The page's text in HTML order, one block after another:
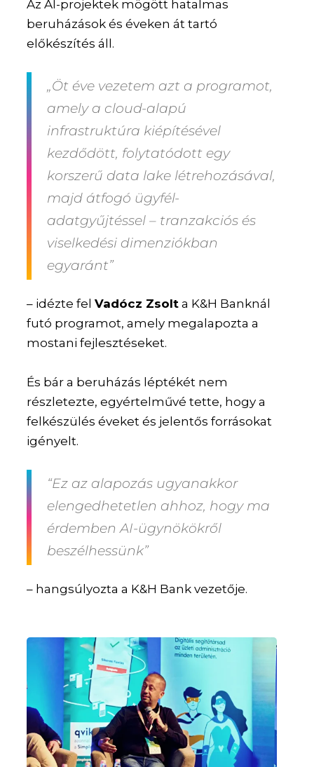
Az AI-projektek mögött hatalmas
beruházások és éveken át tartó
előkészítés áll.
„Öt éve vezetem azt a programot,
amely a cloud-alapú
infrastruktúra kiépítésével
kezdődött, folytatódott egy
korszerű data lake létrehozásával,
majd átfogó ügyfél-
adatgyűjtéssel – tranzakciós és
viselkedési dimenziókban
egyaránt”
– idézte felVadócz Zsolt a K&H Banknál
futó programot, amely megalapozta a
mostani fejlesztéseket.
És bár a beruházás léptékét nem
részletezte, egyértelművé tette, hogy a
felkészülés éveket és jelentős forrásokat
igényelt.
“Ez az alapozás ugyanakkor
elengedhetetlen ahhoz, hogy ma
érdemben AI-ügynökökről
beszélhessünk”
– hangsúlyozta a K&H Bank vezetője.